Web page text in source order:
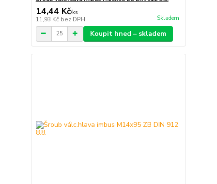
14,44 Kč/ks
11,93 Kč bez DPH Skladem
Koupit hned – skladem